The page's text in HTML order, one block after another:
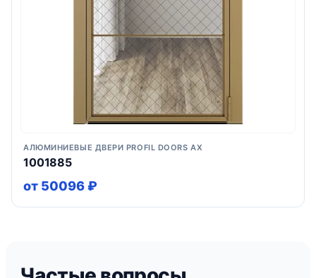
АЛЮМИНИЕВЫЕ ДВЕРИ PROFIL DOORS AX
1001885
от 50096 ₽